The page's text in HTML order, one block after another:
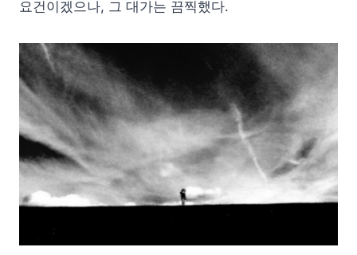
요건이겠으나, 그 대가는 끔찍했다.